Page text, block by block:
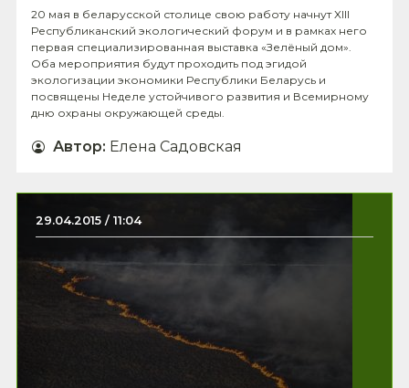
20 мая в беларусской столице свою работу начнут XIII
Республиканский экологический форум и в рамках него
первая специализированная выставка «Зелёный дом».
Оба мероприятия будут проходить под эгидой
экологизации экономики Республики Беларусь и
посвящены Неделе устойчивого развития и Всемирному
дню охраны окружающей среды.
Автор: Елена Садовская
29.04.2015 / 11:04